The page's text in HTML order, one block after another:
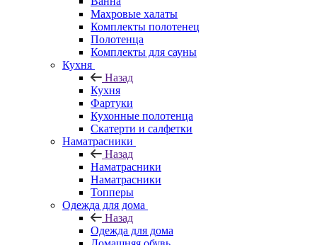
Махровые халаты
Комплекты полотенец
Полотенца
Комплекты для сауны
Кухня
Назад
Кухня
Фартуки
Кухонные полотенца
Скатерти и салфетки
Наматрасники
Назад
Наматрасники
Наматрасники
Топперы
Одежда для дома
Назад
Одежда для дома